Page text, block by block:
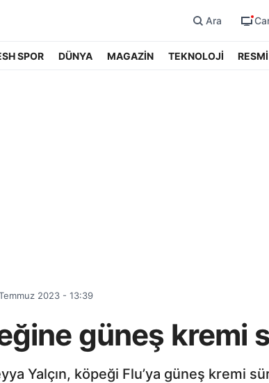
Ara
SPOR DÜNYA MAGAZİN TEKNOLOJİ
2023 - 13:39
güneş kremi
Yalçın, köpeği Flu’ya güneş kremi